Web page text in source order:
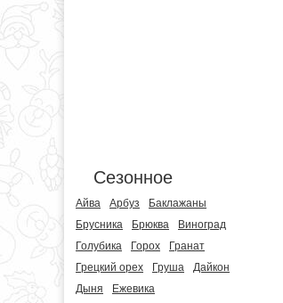
Сезонное
Айва Арбуз
Баклажаны
Брусника
Брюква
Виноград
Голубика
Горох
Гранат
Грецкий орех
Груша
Дайкон
Дыня
Ежевика